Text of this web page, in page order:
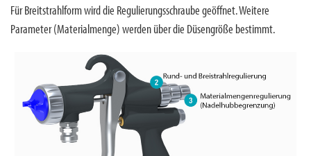
Für Breitstrahlform wird die Regulierungsschraube geöffnet. Weitere
Parameter (Materialmenge) werden über die Düsengröße bestimmt.